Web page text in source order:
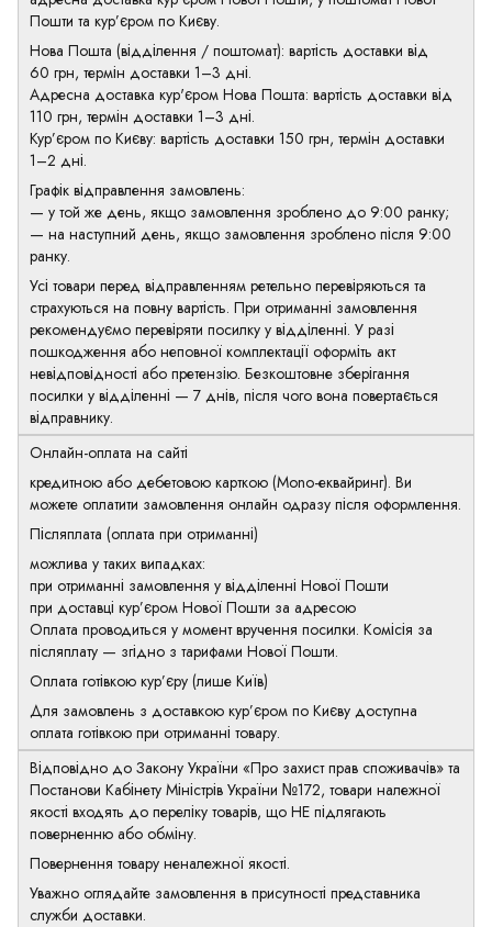
Пошти та кур’єром по Києву.
Нова Пошта (відділення / поштомат): вартість доставки від
60 грн, термін доставки 1–3 дні.
Адресна доставка кур'єром Нова Пошта: вартість доставки від
110 грн, термін доставки 1–3 дні.
Кур’єром по Києву: вартість доставки 150 грн, термін доставки
1–2 дні.
Графік відправлення замовлень:
— у той же день, якщо замовлення зроблено до 9:00 ранку;
— на наступний день, якщо замовлення зроблено після 9:00
ранку.
Усі товари перед відправленням ретельно перевіряються та
страхуються на повну вартість. При отриманні замовлення
рекомендуємо перевіряти посилку у відділенні. У разі
пошкодження або неповної комплектації оформіть акт
невідповідності або претензію. Безкоштовне зберігання
посилки у відділенні — 7 днів, після чого вона повертається
відправнику.
Онлайн-оплата на сайті
кредитною або дебетовою карткою (Mono-еквайринг). Ви
можете оплатити замовлення онлайн одразу після оформлення.
Післяплата (оплата при отриманні)
можлива у таких випадках:
при отриманні замовлення у відділенні Нової Пошти
при доставці кур’єром Нової Пошти за адресою
Оплата проводиться у момент вручення посилки. Комісія за
післяплату — згідно з тарифами Нової Пошти.
Оплата готівкою кур’єру (лише Київ)
Для замовлень з доставкою кур’єром по Києву доступна
оплата готівкою при отриманні товару.
Відповідно до Закону України «Про захист прав споживачів» та
Постанови Кабінету Міністрів України №172, товари належної
якості входять до переліку товарів, що НЕ підлягають
поверненню або обміну.
Повернення товару неналежної якості.
Уважно оглядайте замовлення в присутності представника
служби доставки.